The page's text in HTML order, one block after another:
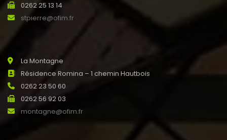
0262 25 13 14
stpierre@ofim.fr
La Montagne
Résidence Romina – 1 chemin Hautbois
0262 23 50 60
0262 56 92 03
montagne@ofim.fr